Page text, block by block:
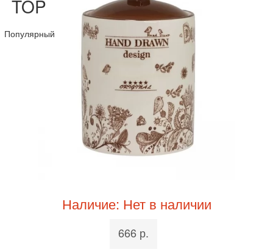
TOP
Популярный
Наличие: Нет в наличии
666 р.